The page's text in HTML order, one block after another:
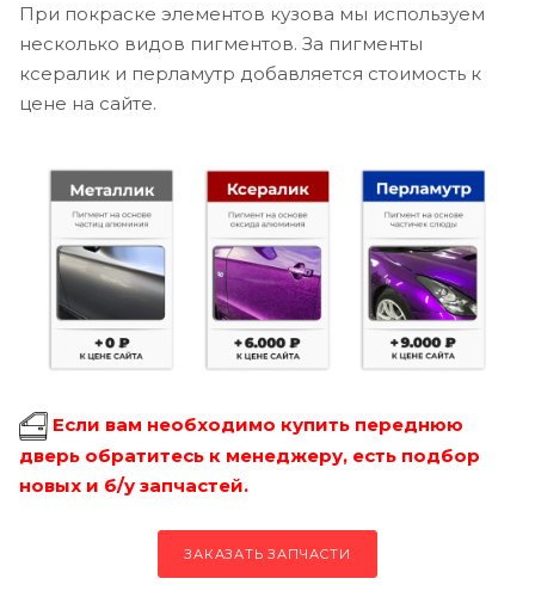
При покраске элементов кузова мы используем
несколько видов пигментов. За пигменты
ксералик и перламутр добавляется стоимость к
цене на сайте.
Если вам необходимо купить переднюю
дверь обратитесь к менеджеру, есть подбор
новых и б/у запчастей.
ЗАКАЗАТЬ ЗАПЧАСТИ